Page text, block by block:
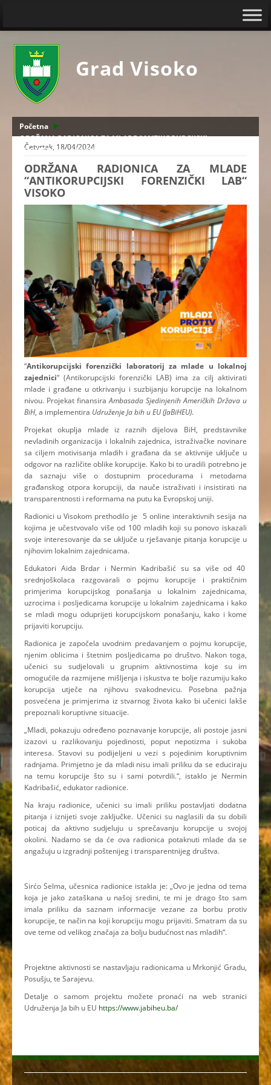
Grad Visoko
Početna
ODRŽANA RADIONICA ZA MLADE "ANTIKORUPCIJSKI
FORENZIČKI LAB“ VISOKO
Četvrtak, 18/04/2024
ODRŽANA RADIONICA ZA MLADE
“ANTIKORUPCIJSKI FORENZIČKI LAB“
VISOKO
“Antikorupcijski forenzički laboratorij za mlade u lokalnoj
zajednici“ (Antikorupcijski forenzički LAB) ima za cilj aktivirati
mlade i građane u otkrivanju i suzbijanju korupcije na lokalnom
nivou. Projekat finansiraAmbasada Sjedinjenih Američkih Država u
BiH, a implementira Udruženje Ja bih u EU (JaBiHEU).
Projekat okuplja mlade iz raznih dijelova BiH, predstavnike
nevladinih organizacija i lokalnih zajednica, istraživačke novinare
sa ciljem motivisanja mladih i građana da se aktivnije uključe u
odgovor na različite oblike korupcije. Kako bi to uradili potrebno je
da saznaju više o dostupnim procedurama i metodama
građanskog otpora korupciji, da nauče istraživati i insistirati na
transparentnosti i reformama na putu ka Evropskoj uniji.
Radionici u Visokom prethodilo je 5 online interaktivnih sesija na
kojima je učestvovalo više od 100 mladih koji su ponovo iskazali
svoje interesovanje da se uključe u rješavanje pitanja korupcije u
njihovim lokalnim zajednicama.
Edukatori Aida Brdar i Nermin Kadribašić su sa više od 40
srednjoškolaca razgovarali o pojmu korupcije i praktičnim
primjerima korupcijskog ponašanja u lokalnim zajednicama,
uzrocima i posljedicama korupcije u lokalnim zajednicama i kako
se mladi mogu oduprijeti korupcijskom ponašanju, kako i kome
prijaviti korupciju.
Radionica je započela uvodnim predavanjem o pojmu korupcije,
njenim oblicima i štetnim posljedicama po društvo. Nakon toga,
učenici su sudjelovali u grupnim aktivnostima koje su im
omogućile da razmijene mišljenja i iskustva te bolje razumiju kako
korupcija utječe na njihovu svakodnevicu. Posebna pažnja
posvećena je primjerima iz stvarnog života kako bi učenici lakše
prepoznali koruptivne situacije.
„Mladi, pokazuju određeno poznavanje korupcije, ali postoje jasni
izazovi u razlikovanju pojedinosti, poput nepotizma i sukoba
interesa. Stavovi su podijeljeni u vezi s pojedinim koruptivnim
radnjama. Primjetno je da mladi nisu imali priliku da se educiraju
na temu korupcije što su i sami potvrdili.“, istaklo je Nermin
Kadribašić, edukator radionice.
Na kraju radionice, učenici su imali priliku postavljati dodatna
pitanja i iznijeti svoje zaključke. Učenici su naglasili da su dobili
poticaj da aktivno sudjeluju u sprečavanju korupcije u svojoj
okolini. Nadamo se da će ova radionica potaknuti mlade da se
angažuju u izgradnji poštenijeg i transparentnijeg društva.
Sirćo Selma, učesnica radionice istakla je: „Ovo je jedna od tema
koja je jako zataškana u našoj sredini, te mi je drago što sam
imala priliku da saznam informacije vezane za borbu protiv
korupcije, te način na koji korupciju mogu prijaviti. Smatram da su
ove teme od velikog značaja za bolju budućnost nas mladih“.
Projektne aktivnosti se nastavljaju radionicama u Mrkonjić Gradu,
Posušju, te Sarajevu.
Detalje o samom projektu možete pronaći na web stranici
Udruženja Ja bih u EU https://www.jabiheu.ba/